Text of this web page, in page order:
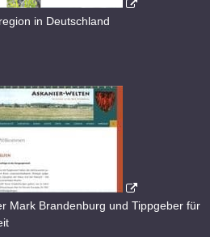
in Deutschland
Mark Brandenburg und Tippgeber für